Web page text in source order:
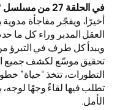
في الحلقة 27 من مسلسل “آسر”
أخيرًا، ويفجّر مفاجأة مدوية
العقل المدبر وراء كل ما
ويبدأ كل طرف في التبرؤ من
تحقيق موسّع لكشف جميع
التطورات، تتخذ “حياة”
تطلب فيها لقاءً وجهًا
الأمل.